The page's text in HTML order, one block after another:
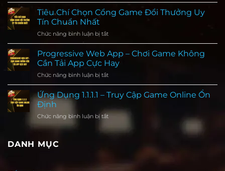
Giá
Trải
Nghiệm
Chơi
Thực
Tế
Sự
Kiện
Cập
Nhật
Mới
Nhất
Cho
Hội
Tiêu Chí Chọn Cổng Game Đổi Thưởng Uy
Tín Chuẩn Nhất
Chức năng bình luận bị tắt
Tiêu
Chí
Chọn
Cổng
Đổi
Thưởng
Tín
Progressive Web App – Chơi Game Không
Cần Tải App Cực Hay
Chức năng bình luận bị tắt
Progressive
Web
App
–
Không
Ứng Dụng 1.1.1.1 – Truy Cập Game Online Ổn
Định
Chức năng bình luận bị tắt
Dụng
DANH MỤC